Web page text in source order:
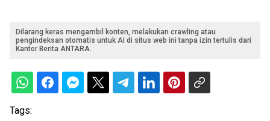
Dilarang keras mengambil konten, melakukan crawling atau
pengindeksan otomatis untuk AI di situs web ini tanpa izin tertulis dari
Kantor Berita ANTARA.
Tags: